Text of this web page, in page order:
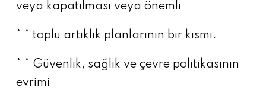
veya kapatılması veya önemli
* * toplu artıklık planlarının bir kısmı.
* * Güvenlik, sağlık ve çevre politikasının
evrimi